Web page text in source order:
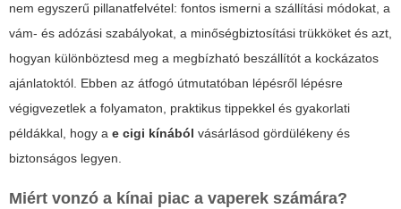
nem egyszerű pillanatfelvétel: fontos ismerni a szállítási módokat, a
vám- és adózási szabályokat, a minőségbiztosítási trükköket és azt,
hogyan különböztesd meg a megbízható beszállítót a kockázatos
ajánlatoktól. Ebben az átfogó útmutatóban lépésről lépésre
végigvezetlek a folyamaton, praktikus tippekkel és gyakorlati
példákkal, hogy a e cigi kínából vásárlásod gördülékeny és
biztonságos legyen.
Miért vonzó a kínai piac a vaperek számára?